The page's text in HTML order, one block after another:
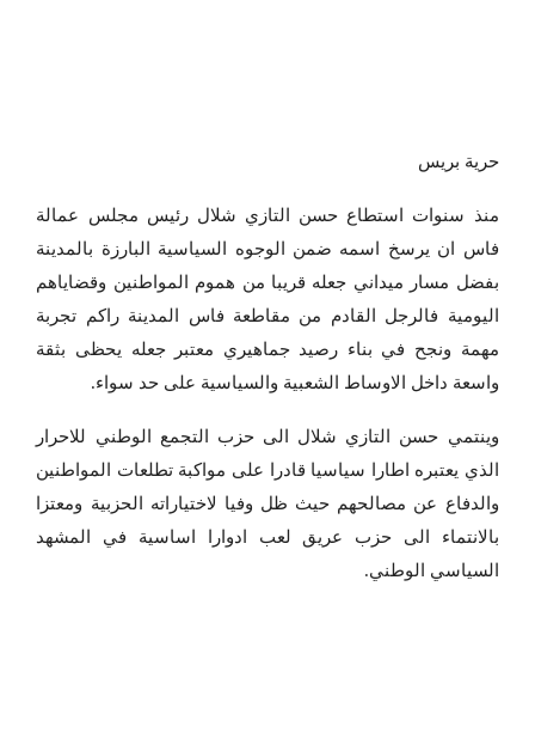
حرية بريس
منذ سنوات استطاع حسن التازي شلال رئيس مجلس عمالة
فاس ان يرسخ اسمه ضمن الوجوه السياسية البارزة بالمدينة
بفضل مسار ميداني جعله قريبا من هموم المواطنين وقضاياهم
اليومية فالرجل القادم من مقاطعة فاس المدينة راكم تجربة
مهمة ونجح في بناء رصيد جماهيري معتبر جعله يحظى بثقة
واسعة داخل الاوساط الشعبية والسياسية على حد سواء.
وينتمي حسن التازي شلال الى حزب التجمع الوطني للاحرار
الذي يعتبره اطارا سياسيا قادرا على مواكبة تطلعات المواطنين
والدفاع عن مصالحهم حيث ظل وفيا لاختياراته الحزبية ومعتزا
بالانتماء الى حزب عريق لعب ادوارا اساسية في المشهد
السياسي الوطني.